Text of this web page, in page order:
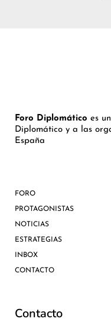
Foro Diplomático es
Diplomático y a las
España
FORO
PROTAGONISTAS
NOTICIAS
ESTRATEGIAS
INBOX
CONTACTO
Contacto